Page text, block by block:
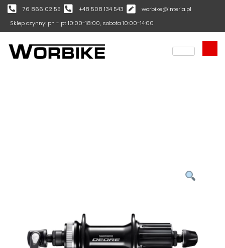
76 866 02 55 +48 508 134 543
worbike@interia.pl
Sklep czynny: pn - pt 10:00-18:00, sobota 10:00-14:00